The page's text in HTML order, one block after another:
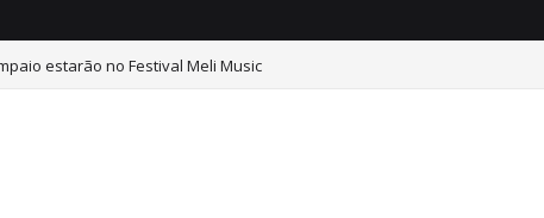
estarão no Festival Meli Music